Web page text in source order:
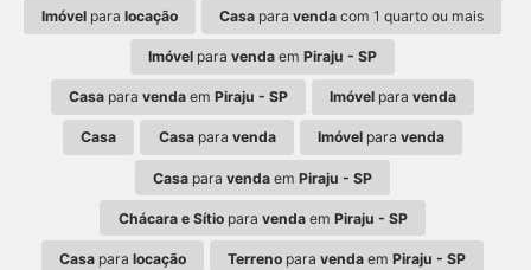
Imóvelpara locação Casa paravenda com 1 quarto ou mais
Imóvel para venda em Piraju - SP
Casapara vendaem Piraju - SP Imóvel paravenda
Casa Casapara venda Imóvelpara venda
Casa para venda em Piraju - SP
Chácara e Sítiopara vendaem Piraju - SP
Casapara locação Terreno paravenda emPiraju - SP